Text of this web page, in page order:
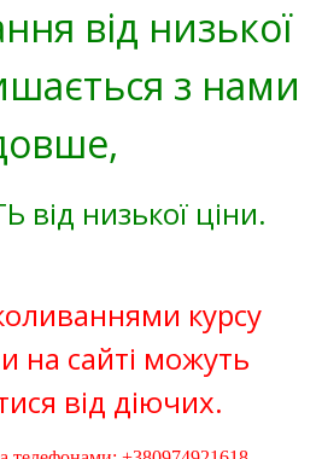
від низької
з нами
від низької ціни.
курсу
на сайті можуть
від діючих.